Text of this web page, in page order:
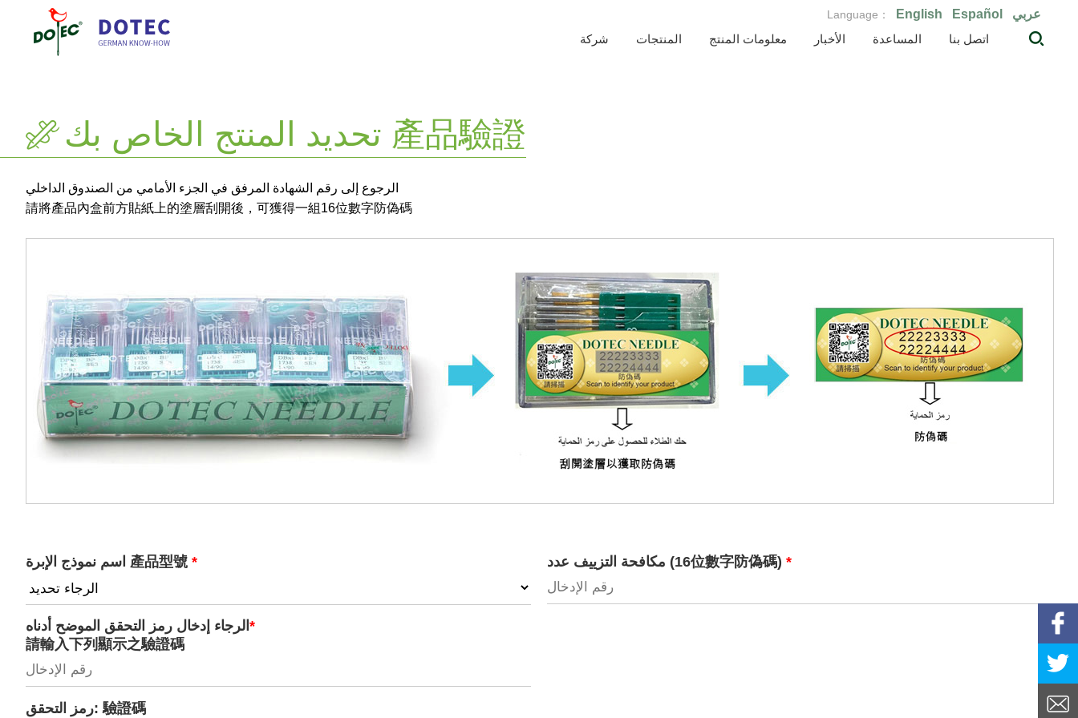
Language： English Español
عربي
شركة
المنتجات معلومات المنتج الأخبار المساعدة اتصل بنا
تحديد المنتج الخاص بك 產品驗證
الرجوع إلى رقم الشهادة المرفق في الجزء الأمامي من الصندوق الداخلي
請將產品內盒前方貼紙上的塗層刮開後，可獲得一組16位數字防偽碼
اسم نموذج الإبرة 產品型號 * مكافحة التزييف عدد (16位數字防偽碼) *
الرجاء إدخال رمز التحقق الموضح أدناه *
請輸入下列顯示之驗證碼
رمز التحقق: 驗證碼